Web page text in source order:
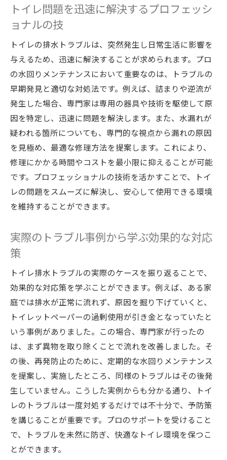
トイレ問題を迅速に解決するプロフェッシ
ョナルの技
トイレの排水トラブルは、突然発生し日常生活に影響を
与えるため、迅速に解決することが求められます。プロ
の水回りメンテナンスにおいて重要なのは、トラブルの
早期発見と適切な対処法です。例えば、詰まりや逆流が
発生した場合、専門家は専用の器具や技術を駆使して原
因を特定し、迅速に問題を解決します。また、水漏れが
疑われる箇所についても、専門的な視点から漏れの原因
を見極め、最適な修理方法を提案します。これにより、
修理にかかる時間やコストを最小限に抑えることが可能
です。プロフェッショナルの技術を活かすことで、トイ
レの問題をスムーズに解決し、安心して使用できる環境
を維持することができます。
実際のトラブル事例から学ぶ効果的な対応
策
トイレ排水トラブルの実際のケースを振り返ることで、
効果的な対応策を学ぶことができます。例えば、ある家
庭では排水が正常に流れず、原因を掘り下げていくと、
トイレットペーパーの過剰使用が引き金となっていたと
いう事例がありました。この場合、専門家が行ったの
は、まず異物を取り除くことで流れを改善しました。そ
の後、再発防止のために、定期的な水回りメンテナンス
を提案し、実施したところ、同様のトラブルはその後発
生していません。こうした実例からも分かる通り、トイ
レのトラブルは一度対処するだけでは不十分で、予防策
を講じることが重要です。プロのサポートを受けること
で、トラブルを未然に防ぎ、快適なトイレ環境を保つこ
とができます。